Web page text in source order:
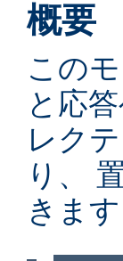
概要
この
と応
レク
り、
きます